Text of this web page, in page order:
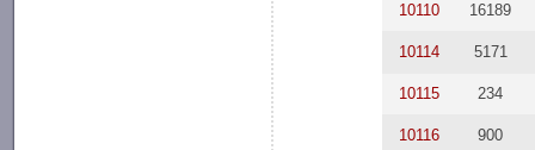
10110 16189
10114 5171
10115 234
10116 900